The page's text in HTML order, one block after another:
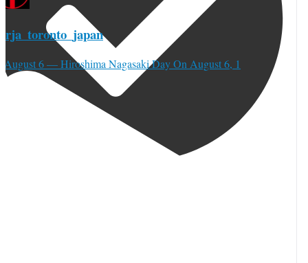
6 — Hiroshima Nagasaki Day On August 6, 1